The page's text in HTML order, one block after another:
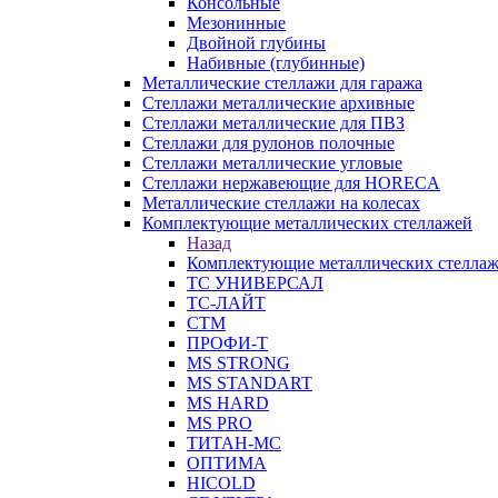
Мезонинные
Двойной глубины
Набивные (глубинные)
Металлические стеллажи для гаража
Стеллажи металлические архивные
Стеллажи металлические для ПВЗ
Стеллажи для рулонов полочные
Стеллажи металлические угловые
Стеллажи нержавеющие для HORECA
Металлические стеллажи на колесах
Комплектующие металлических стеллажей
Назад
Комплектующие металлических
ТС УНИВЕРСАЛ
ТС-ЛАЙТ
СТМ
ПРОФИ-Т
MS STRONG
MS STANDART
MS HARD
MS PRO
ТИТАН-МС
ОПТИМА
HICOLD